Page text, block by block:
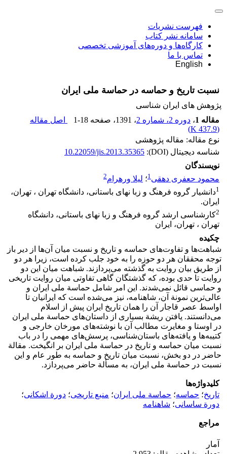
فهرست نشریات
سامانه نشر کتاب
کارگاه‌ها و دوره‌های آموزشی تخصصی
تماس با ما
English
نسبت تاریخ و حماسه در حماسة ملی ایران
پژوهش های ایران شناسی
مقاله 1
، دوره 2، شماره 2 ، 1391 ، صفحه 1-18
اصل مقاله
(
437.9 K
)
نوع مقاله: مقاله پژوهشی
شناسه دیجیتال (DOI):
10.22059/jis.2013.35365
نویسندگان
محمود حعفری دهقی1؛ لیلا ورهرام2
1دانشیار گروه فرهنگ و زبا نهای باستانی، دانشگاه تهران ، تهران،
ایران.
2کارشناسی ارشد گروه فرهنگ و زبا نهای باستانی، دانشگاه
تهران ، تهران، ایران
چکیده
شباهت‌ها و تفاوت‌های حماسه و تاریخ و نسبت میان آن‌ها از دیر باز
توجه محققان هر دو حوزه را به خود جلب کرده است، زیرا هر دو
از طریق بیان روایت به گذشته می‌پردازند. شباهت میان این دو
روایت تا حدی بوده، که گذشتگان گاهی تفاوتی میان روایت تاریخی
و حماسی قائل نمی‌شدند. این امر شامل حماسة ملی ایران و
عالی‌ترین نمونة آن، شاهنامه، نیز می‌شده است که ایرانیان تا
اواسط عصر قاجار آن را همان تاریخ ایران پیش از اسلام
می‌دانستند. یافتن ریشة بسیاری از داستان‌های حماسة ملی ایران
در اوستا و مغایرت مطالب آن با نوشته‌های مورخان خارجی و
کتیبه‌ها و یافته‌های باستان‌شناسی، پرسش‌های مهمی را در باب
نسبت میان حماسه و تاریخ در حماسة ملی ایران بر انگیخت. مقالة
حاضر در دو بخش، نسبت میان تاریخ و حماسه به طور عام و این
نسبت در حماسة ملی ایران، به مسألة حاضر می‌پردازد.
کلیدواژه‌ها
تاریخ؛ حماسه؛ حماسة ملی ایران؛ منبع تاریخی؛ دورة اشکانی؛
دورة ساسانی؛ شاهنامه
مراجع
آمار